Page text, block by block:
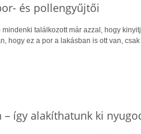
és pollengyűjtői
mindenki találkozott már azzal, hogy
hogy ez a por a lakásban is ott van,
– így alakíthatunk ki